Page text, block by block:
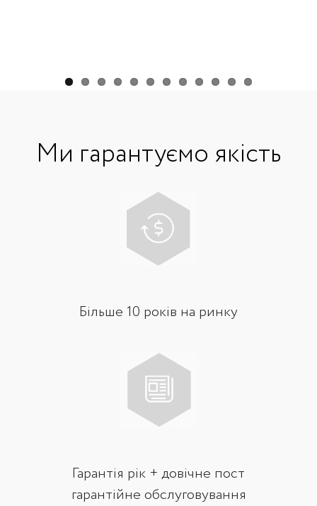
Ми гарантуємо якість
Більше 10 років на ринку
Гарантія рік + довічне пост
гарантійне обслуговування